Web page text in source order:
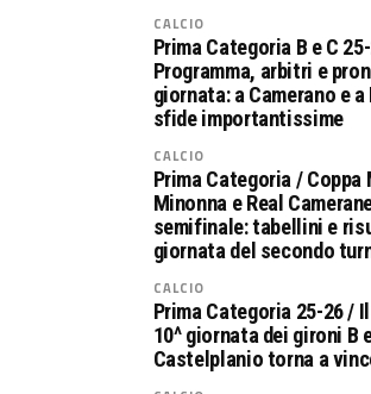
CALCIO
Prima Categoria B e C
Programma, arbitri e
giornata: a Camerano e
sfide importantissime
CALCIO
Prima Categoria / Coppa
Minonna e Real
semifinale: tabellini e
giornata del secondo
CALCIO
Prima Categoria 25-26 /
10^ giornata dei gironi B
Castelplanio torna a